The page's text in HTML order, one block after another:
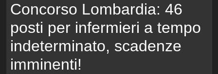
Concorso Lombardia: 46
posti per infermieri a tempo
indeterminato, scadenze
imminenti!